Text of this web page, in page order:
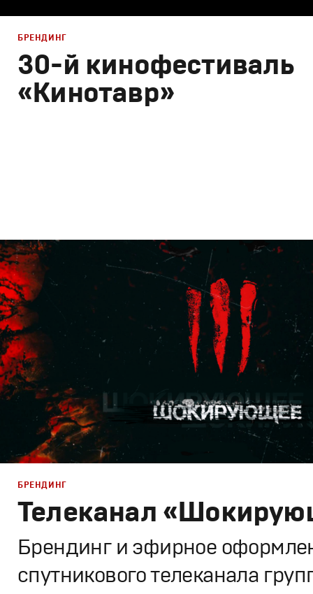
30-й кинофестиваль
«Кинотавр»
Брендинг Дизайн
Корпоративный брендинг Брендинг в кино,
Моушн-дизайн
БРЕНДИНГ
Телеканал
Брендинг и эфирное
спутникового телеканала
БРЕНДИНГ